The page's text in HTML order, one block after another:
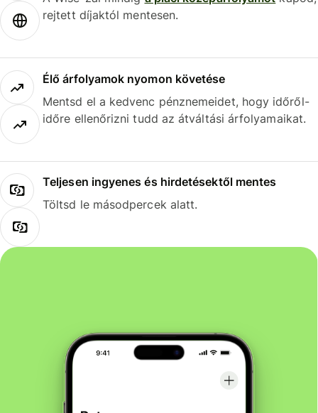
rejtett díjaktól mentesen.
Élő árfolyamok nyomon követése
Mentsd el a kedvenc pénznemeidet, hogy időről-
időre ellenőrizni tudd az átváltási árfolyamaikat.
Teljesen ingyenes és hirdetésektől mentes
Töltsd le másodpercek alatt.